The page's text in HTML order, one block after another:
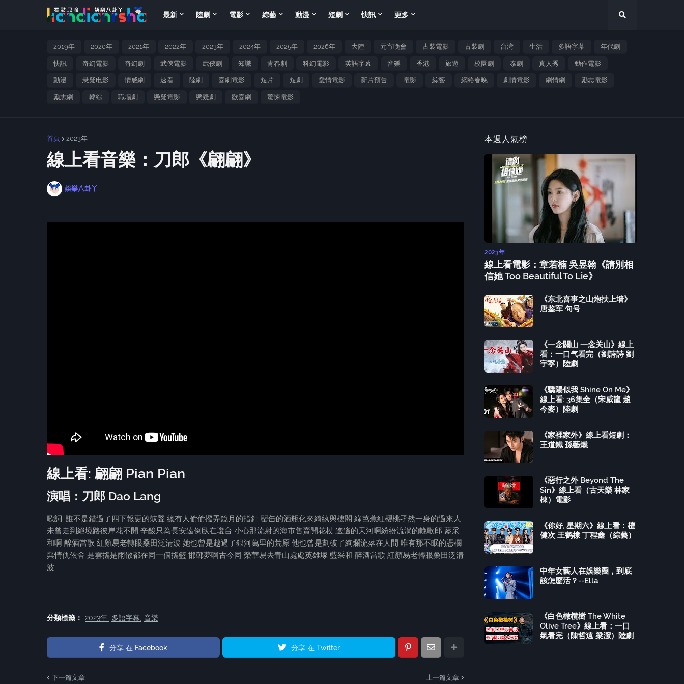
最新 陸劇 電影 綜藝 動漫 短劇 快訊 更多
2019年 2020年 2021年 2022年 2023年 2024年 2025年 2026年 大陸 元宵晚會 古裝電影 古裝劇 台湾 生活 多語字幕 年代劇
快訊 奇幻電影 奇幻劇 武俠電影 武俠劇 知識 青春劇 科幻電影 英語字幕 音樂 香港 旅遊 校園劇 泰劇 真人秀 動作電影
動漫 悬疑电影 情感劇 速看 陸劇 喜劇電影 短片 短劇 愛情電影 新片預告 電影 綜藝 網絡春晚 劇情電影 劇情劇 勵志電影
勵志劇 韓綜 職場劇 懸疑電影 懸疑劇 歡喜劇 驚悚電影
首頁 2023年
線上看音樂：刀郎《翩翩》
娛樂八卦丫
線上看: 翩翩 Pian Pian
演唱：刀郎 Dao Lang
歌詞: 誰不是錯過了四下報更的鼓聲 總有人偷偷撥弄鏡月的指針 罌缶的酒瓶化來綺紈與樓閣 綠芭蕉紅櫻桃孑然一身的過來人
未曾走到絕境路彼岸花不開 辛酸只為長安遠倒臥在瓊台 小心那流射的海市售賣開花杖 遼遙的天河啊紛紛流淌的輓歌郎 藍采
和啊 醉酒當歌 紅顏易老轉眼桑田泛清波 她也曾是越過了銀河萬里的荒原 他也曾是劃破了絢爛流落在人間 唯有那不眠的憑欄
與情仇依舍 是雲搖是雨散都在同一個搖籃 邯鄲夢啊古今同 榮華易去青山處處英雄塚 藍采和 醉酒當歌 紅顏易老轉眼桑田泛清
波
分類標籤： 2023年 多語字幕 音樂
分享 在 Facebook 分享 在 Twitter
下一篇文章 上一篇文章
本週人氣榜
2023年
線上看電影：章若楠 吳昱翰《請別相
信她 Too Beautiful To Lie》
《东北喜事之山炮扶上墙》
唐鉴军 句号
《一念關山 一念关山》線上
看：一口气看完（劉詩詩 劉
宇寧）陸劇
《驕陽似我 Shine On Me》
線上看: 36集全（宋威龍 趙
今麥）陸劇
《家裡家外》線上看短劇：
王道鐵 孫藝燃
《惡行之外 Beyond The
Sin》線上看（古天樂 林家
棟）電影
《你好, 星期六》線上看：檀
健次 王鹤棣 丁程鑫（綜藝）
中年女藝人在娛樂圈，到底
該怎麼活？--Ella
《白色橄欖樹 The White
Olive Tree》線上看：一口
氣看完（陳哲遠 梁潔）陸劇